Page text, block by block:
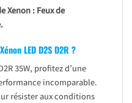
Xenon : Feux de
LED D2S D2R ?
35W, profitez d’une
incomparable.
résister aux conditions